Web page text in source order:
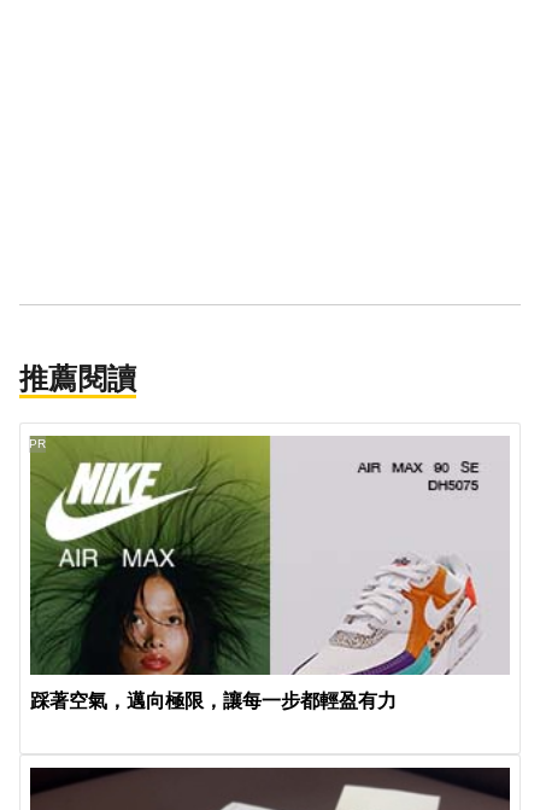
推薦閱讀
踩著空氣，邁向極限，讓每一步都輕盈有力
PR